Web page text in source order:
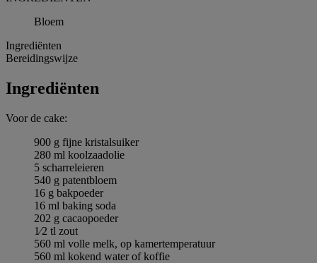
Bloem
Ingrediёnten
Bereidingswijze
Ingrediёnten
Voor de cake:
900 g fijne kristalsuiker
280 ml koolzaadolie
5 scharreleieren
540 g patentbloem
16 g bakpoeder
16 ml baking soda
202 g cacaopoeder
1⁄2 tl zout
560 ml volle melk, op kamertemperatuur
560 ml kokend water of koffie